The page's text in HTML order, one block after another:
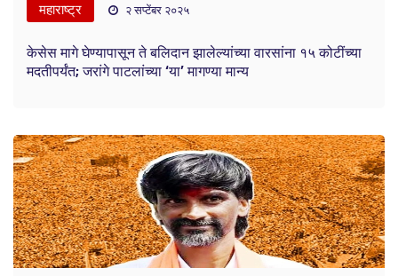
महाराष्ट्र २ सप्टेंबर २०२५
केसेस मागे घेण्यापासून ते बलिदान झालेल्यांच्या वारसांना १५ कोटींच्या
मदतीपर्यंत; जरांगे पाटलांच्या ‘या’ मागण्या मान्य